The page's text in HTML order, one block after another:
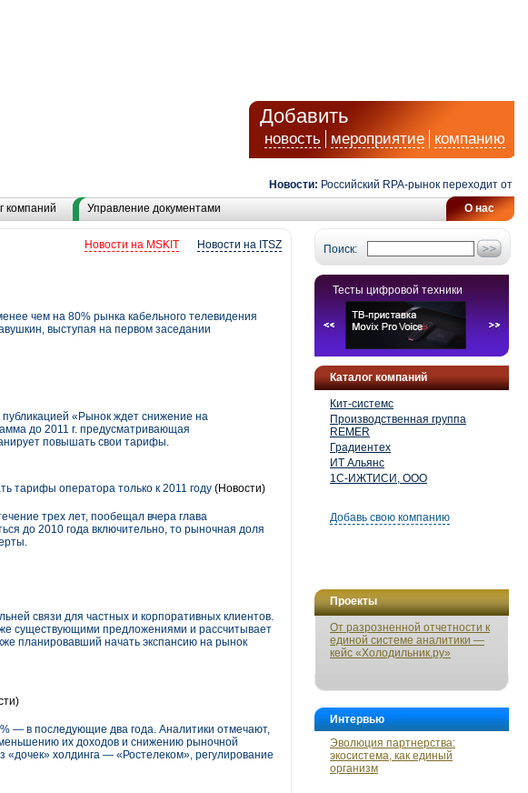
Добавить
новость мероприятие компанию
Новости: Российский RPA-рынок переходит от
О нас
компаний Управление документами
Поиск:
Тесты цифровой техники
Каталог компаний
Кит-системс
Производственная группа
REMER
Градиентех
ИТ Альянс
1С-ИЖТИСИ, ООО
Добавь свою компанию
Проекты
От разрозненной отчетности к
единой системе аналитики —
кейс «Холодильник.ру»
Интервью
Эволюция партнерства:
экосистема, как единый
организм
Новости на ITSZ
Новости на MSKIT
чем на 80% рынка кабельного телевидения
выступая на первом заседании
«Рынок ждет снижение на
до 2011 г. предусматривающая
повышать свои тарифы.
тарифы оператора только к 2011 году (Новости)
трех лет, пообещал вчера глава
до 2010 года включительно, то рыночная доля
связи для частных и корпоративных клиентов.
существующими предложениями и рассчитывает
планировавший начать экспансию на рынок
— в последующие два года. Аналитики отмечают,
их доходов и снижению рыночной
холдинга — «Ростелеком», регулирование